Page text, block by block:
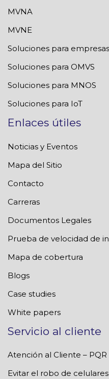
MVNA
MVNE
Soluciones para
Soluciones para OMVS
Soluciones para MNOS
Soluciones para IoT
Enlaces útiles
Noticias y Eventos
Mapa del Sitio
Contacto
Carreras
Documentos Legales
Prueba de velocidad de
Mapa de cobertura
Blogs
Case studies
White papers
Servicio al cliente
Atención al Cliente – PQR
Evitar el robo de celulares